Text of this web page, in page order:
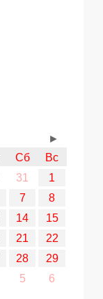
Сб
Вс
31
1
7
8
14
15
21
22
28
29
5 6
►